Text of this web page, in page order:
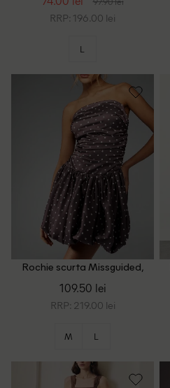
RRP: 196.00 lei
L
Rochie scurta Missguided,
109.50 lei
RRP: 219.00 lei
M L